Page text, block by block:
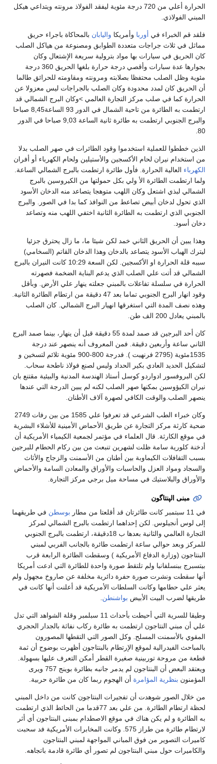
الحرارة أعلي من 720 درجة مئوية ليفقد الفولاذ مرونته ويتداعي هيكل
المبني الفولاذي.
فلقد قم الخبراء في أوربا وأمريكا واليابان بالمحاكاة باجراء حريق
مماثل في ثلاث جراجات متعددة الطوابق ومصنوعة من هياكل الصلب
كان الحريق في سيارات بها مواد بترولية سريعة الإشتعال وكان
بجوارها عدة سبارات وأقصي درجة حرارة بلغها الحريق 360 درجة
مئوية وظل الصلب محتفظا بصلابته ومرونته ومقاومته للحرائق طالما
أن الحريق كان لمدد محدودة وكان الصلب بالجراجات ليس معزولا عن
الحرارة كما في صلب مركز التجارة العالمي >وكان البرج الشمالي قد
ارتطمت به الطائرة من تاحية الشمال في الدور 93 الساعة8,45 صباحا
والبرج الجنوبي ارتطمت به طائرة ثانية الساعة 9,03 صباحا في الدور
80.
الذين خططوا للعملية استخدموا وقود الطائرات في صهر الصلب بدلا
من استخدام نيران لحام الأكسجين والأستيلين ولحام الكهرباء أو أفران
الكهرباء العالية الحرارة. فأول طائرة ارتطمت بالبرج الشمالي الساعة.
ولما ارتطمت الطائرة الأ ولي بكل حمولتها من الكيروسين بالبرج
الشمالي لبذي اشتعل وكان اللهب متوهجا يتصاعد منه الدخان الأسود
الذي تحول لدخان أبيض تصاعط من النوافذ كما بدا في الصور. والبرج
الجنوبي الذي ارتطمت به الطائرة الثانية اختفي اللهب منه وتصاعد
دخان أسود.
وهذا يبين أن الحريق الثاني خمد لكن شيئا ما، ما زال يحترق جزئيا
ليترك الهباب الأسود يتصاعد بالدخان وهذا الدخان القاتم (السخامي)
سببه قلة الحرارة او الأكسجين. لكن السعة 10:29 كانت النيران بالبرج
الشمالي قد أتت علي الصلب الذي يدعم البناية الضخمة فصهرته
الحرارة في سلسلة تفاعلات بالمبني جعلته ينهار علي الأرض. وبأقل
وقود انهار البرج الجنوبي تماما بعد 47 دقيقة من ارتطام الطائرة الثانية.
وهذه نصف المدة التي استغرقها انهيار البرج الشمالي. كان الصلب
بالمبني يعادل 200 الف طن.
كان أحد البرجين قد صمد لمدة 55 دقيقة قبل أن ينهار، بينما صمد البرج
الثاني ساعة وأربعين دقيقة. فمن المعروف أنه ينصهر عند درجة
1535مئوية (2795 فرنهيت ). فدرجة 800-900 مئوية تلائم لتسخين و
لتشكيل الحديد العادي بكير الحداد وليس لصنع فولاذ ناطحة سحاب.
لكن البروفسور ادواردو كوسل أستاذ الهندسة المدنية والبيئية مقتنع بان
نيران الكيؤوسين بمكنها صهر الصلب لكنه لم يبين الدرجة التي عندها
ينصهر الصلب.والوقت الكافي لصهرة آلاف الأطنان.
وكان خبراء الطب الشرعي قد تعرفوا علي 1585 من بين رفات 2749
ضحية كارثة مركز التجارة عن طريق الأحماض الأمينية للأشلاء البشرية
في موقع الكارثة. قال العلماء في مؤتمر لجمعية الكيمياء الأمريكية أن
أدخنة كلورية سامة ظلت لشهرين تنبعث من بين ركام الحطام للبرجين
بسبب التفافلات الكيماوبة بين أطنان من الأسمنت والزجاج والأثاث
والسجاد ومواد العزل والحاسبات والأوراق والمعادن السامة والأحماض
والأوراق والبلاستيك في مساحة ميل برجي مركز التجارة.
مبنى الپنتاگون
في 11 سبتمبر كانت طائرتان قد أقلعتا من مطار
بوسطن في طريقهما
إلى لوس أنجيلوس. لكن إحداهما ارتطمت بالبرج الشمالي لمركز
التجارة العالمي والثانية بعدها ب 18دقيقة، ارتطمت بالبرج الجنوبي
للمركز وبعد حوالي ساعة ارتطمت طائرة بالجانب الفربي لمبني
البنتاجون (وزارة الدفاع الأمريكية ) وسقطت الطائرة الرابعة قرب
بيتسبرج ببنسلفانبا ولم تلتقط صورة واحدة للطائرة التي ادعت أمريكا
أنها سقطت ونشرت صورة حفرة دائرية مخلفة عن صاروخ مجهول ولم
يعثر علي حطامها وكانت السلطات الأمريكية قد أعلنت أنها كانت في
طريقها لضرب البيت الأبيض بواشنطن.
وطيقا للسرية التي أحيطت بأحداث 11 سبلمبر وقلة الشواهد التي تدل
علي أن مبني النتاجون ارتطمت به طائرة ركاب نفاثة بالجدار الحجري
المقوي بالأسمنت المسلح. وكل الصور التي التقطها المصورون
بالمباحث الفيدرالية لموقع الإرتطام بالبنتاجون أظهرت بوضوح أن ثمة
قطعة من مروحة توربينية صغيرة القطر أمكن التعرف عليها بسهولة.
ويعتقد البعض أن البنتاجون لم يدمر جانبه بطائرة بوينج 757 ويرى
المؤمنون بنظرية المؤامرة أن الهجوم ربما كان من طائرة حربية.
من خلال الصور شوهدت أن تفجيرات البنتاجون كانت من داخل المبني
لحظة ارتطام الطائرة. من علي بعد 77قدما من الحائط الذي ارتطمت
به الطائرة و لم يكن هناك في موقع الاصطدام بمبنى البنتاجون أي أثر
لارتطام طائرة من طراز 575. وكانت المخابرات الأمريكية فد سحبت
كاميرات التصوير من فوق المباني المواجهة لمبني البنتاجون
والكاميرات حول مبني البنتاجون لم تصور أي طائرة قادمة باتجاهه.